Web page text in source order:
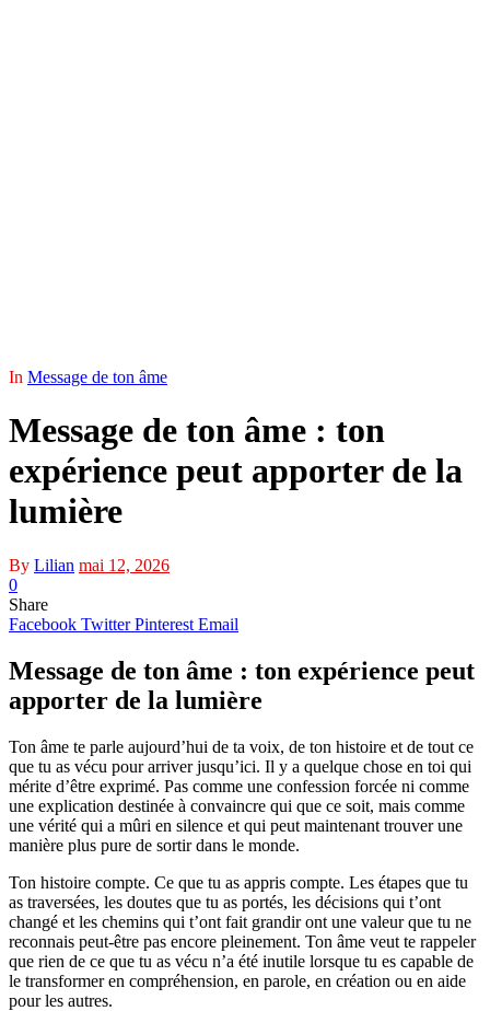
In Message de ton âme
Message de ton âme : ton
expérience peut apporter de la
lumière
By Lilian mai 12, 2026
0
Share
Facebook Twitter Pinterest Email
Message de ton âme : ton expérience peut
apporter de la lumière
Ton âme te parle aujourd’hui de ta voix, de ton histoire et de tout ce
que tu as vécu pour arriver jusqu’ici. Il y a quelque chose en toi qui
mérite d’être exprimé. Pas comme une confession forcée ni comme
une explication destinée à convaincre qui que ce soit, mais comme
une vérité qui a mûri en silence et qui peut maintenant trouver une
manière plus pure de sortir dans le monde.
Ton histoire compte. Ce que tu as appris compte. Les étapes que tu
as traversées, les doutes que tu as portés, les décisions qui t’ont
changé et les chemins qui t’ont fait grandir ont une valeur que tu ne
reconnais peut-être pas encore pleinement. Ton âme veut te rappeler
que rien de ce que tu as vécu n’a été inutile lorsque tu es capable de
le transformer en compréhension, en parole, en création ou en aide
pour les autres.